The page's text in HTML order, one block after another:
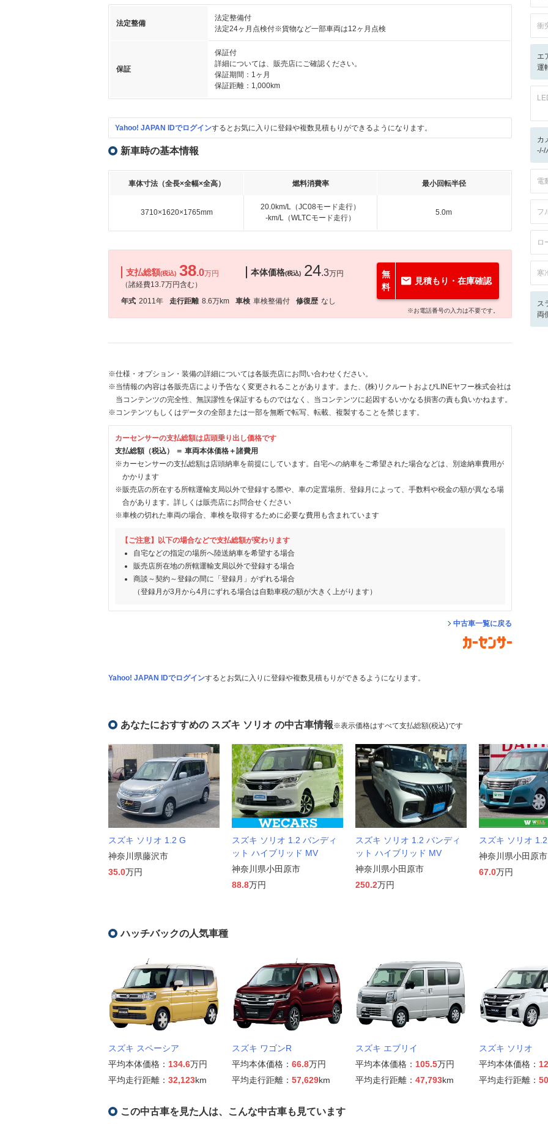
法定整備
法定整備付
法定24ヶ月点検付※貨物など一部車両は12ヶ月点検
保証
保証付
詳細については、販売店にご確認ください。
保証期間：1ヶ月
保証距離：1,000km
Yahoo! JAPAN IDでログインするとお気に入りに登録や複数見積もりができるようになります。
新車時の基本情報
車体寸法（全長×全幅×全高） 燃料消費率 最小回転半径
3710×1620×1765mm
20.0km/L（JC08モード走行）
-km/L（WLTCモード走行）
5.0m
支払総額(税込) 38.0万円
（諸経費13.7万円含む）
本体価格(税込) 24.3万円
年式 2011年 走行距離 8.6万km 車検 車検整備付 修復歴 なし
無
料
見積もり・在庫確認
※お電話番号の入力は不要です。
※仕様・オプション・装備の詳細については各販売店にお問い合わせください。
※当情報の内容は各販売店により予告なく変更されることがあります。また、(株)リクルートおよびLINEヤフー株式会社は
当コンテンツの完全性、無誤謬性を保証するものではなく、当コンテンツに起因するいかなる損害の責も負いかねます。
※コンテンツもしくはデータの全部または一部を無断で転写、転載、複製することを禁じます。
カーセンサーの支払総額は店頭乗り出し価格です
支払総額（税込） ＝ 車両本体価格＋諸費用
※カーセンサーの支払総額は店頭納車を前提にしています。自宅への納車をご希望された場合などは、別途納車費用が
かかります
※販売店の所在する所轄運輸支局以外で登録する際や、車の定置場所、登録月によって、手数料や税金の額が異なる場
合があります。詳しくは販売店にお問合せください
※車検の切れた車両の場合、車検を取得するために必要な費用も含まれています
【ご注意】以下の場合などで支払総額が変わります
自宅などの指定の場所へ陸送納車を希望する場合
販売店所在地の所轄運輸支局以外で登録する場合
商談～契約～登録の間に「登録月」がずれる場合
（登録月が3月から4月にずれる場合は自動車税の額が大きく上がります）
中古車一覧に戻る
Yahoo! JAPAN IDでログインするとお気に入りに登録や複数見積もりができるようになります。
衝
エ
運
カ
-/-/
電
フ
ロ
寒
ス
両
あなたにおすすめの スズキ ソリオ の中古車情報※表示価格はすべて支払総額(税込)です
スズキ ソリオ 1.2 G
神奈川県藤沢市
35.0万円
スズキ ソリオ 1.2 バンディ
ット ハイブリッド MV
神奈川県小田原市
88.8万円
スズキ ソリオ 1.2 バンディ
ット ハイブリッド MV
神奈川県小田原市
250.2万円
スズキ ソリオ
神奈川県小田原市
67.0万円
ハッチバックの人気車種
スズキ スペーシア
平均本体価格： 134.6万円
平均走行距離： 32,123km
スズキ ワゴンR
平均本体価格： 66.8万円
平均走行距離： 57,629km
スズキ エブリイ
平均本体価格： 105.5万円
平均走行距離： 47,793km
スズキ ソリオ
平均本体価格：
平均走行距離：
この中古車を見た人は、こんな中古車も見ています